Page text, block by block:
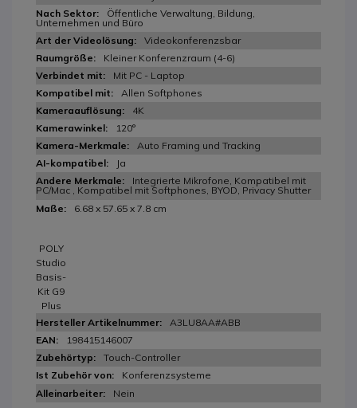
Öffentliche Verwaltung, Bildung,
Unternehmen und Büro
Videokonferenzsbar
Kleiner Konferenzraum (4-6)
Mit PC - Laptop
Allen Softphones
4K
120°
Auto Framing und Tracking
Ja
Integrierte Mikrofone, Kompatibel mit
PC/Mac , Kompatibel mit Softphones, BYOD, Privacy Shutter
6.68 x 57.65 x 7.8 cm
POLY
Studio
Basis-
Kit G9
Plus
A3LU8AA#ABB
198415146007
Touch-Controller
Konferenzsysteme
Nein